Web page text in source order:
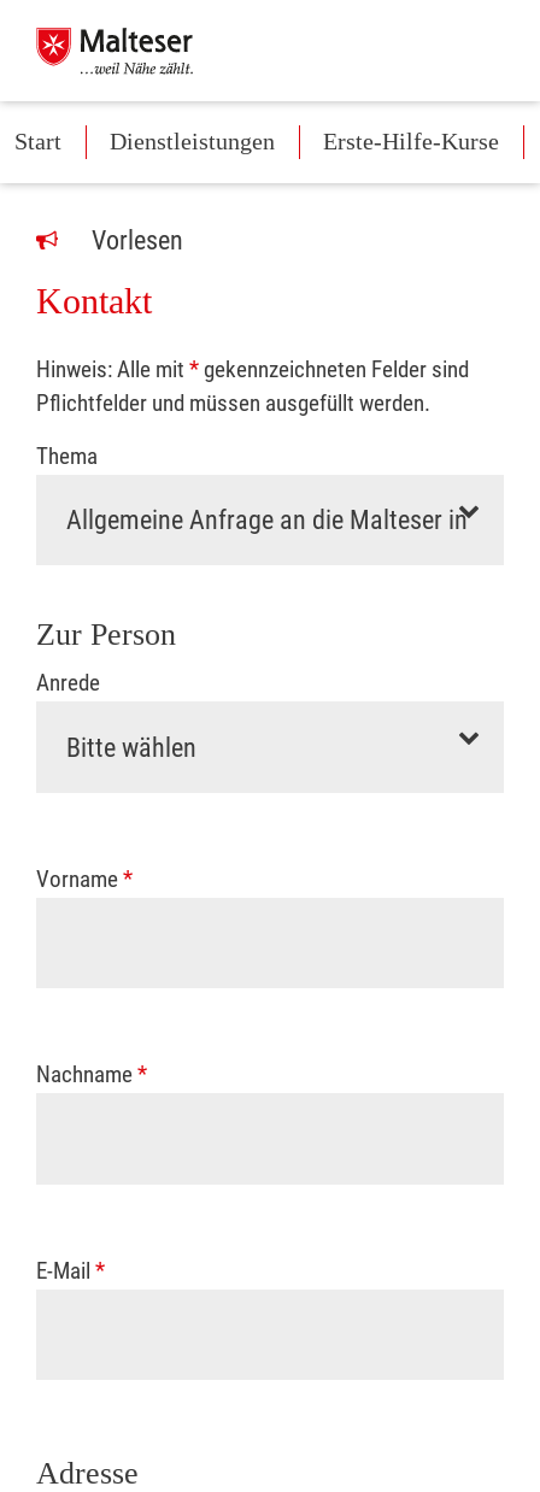
Start Dienstleistungen Erste-Hilfe-Kurse
Vorlesen
Kontakt
Hinweis: Alle mit * gekennzeichneten Felder sind
Pflichtfelder und müssen ausgefüllt werden.
Thema
Zur Person
Anrede
Vorname*
Nachname*
E-Mail *
Adresse